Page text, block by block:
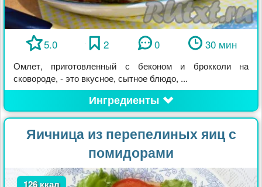
5.0 2 0 30 мин
Омлет, приготовленный с беконом и брокколи на
сковороде, - это вкусное, сытное блюдо, ...
Ингредиенты
Яичница из перепелиных яиц с
помидорами
126 ккал